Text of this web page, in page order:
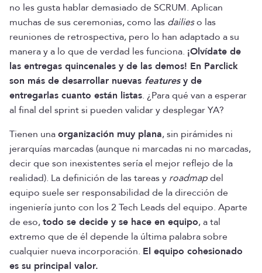
no les gusta hablar demasiado de SCRUM. Aplican
muchas de sus ceremonias, como las dailieso las
reuniones de retrospectiva, pero lo han adaptado a su
manera y a lo que de verdad les funciona. ¡Olvídate de
las entregas quincenales y de las demos! En Parclick
son más de desarrollar nuevas featuresy de
entregarlas cuanto están listas. ¿Para qué van a esperar
al final del sprint si pueden validar y desplegar YA?
Tienen unaorganización muy plana, sin pirámides ni
jerarquías marcadas (aunque ni marcadas ni no marcadas,
decir que son inexistentes sería el mejor reflejo de la
realidad). La definición de las tareas y roadmapdel
equipo suele ser responsabilidad de la dirección de
ingeniería junto con los 2 Tech Leads del equipo. Aparte
de eso,todo se decide y se hace en equipo, a tal
extremo que de él depende la última palabra sobre
cualquier nueva incorporación. El equipo cohesionado
es su principal valor.